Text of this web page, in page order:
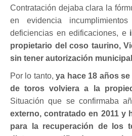
Contratación dejaba clara la
en evidencia
deficiencias en edificaciones, e
propietario del coso taurino,
sin tener autorización
Por lo tanto,ya hace 18 años
de toros volviera a la
Situación que se confirmaba
externo, contratado en 2011 y
para la recuperación de los